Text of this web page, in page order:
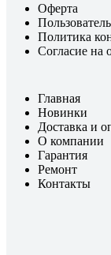
Оферта
Политика
Согласие на
Главная
Новинки
Доставка и
О компании
Гарантия
Ремонт
Контакты